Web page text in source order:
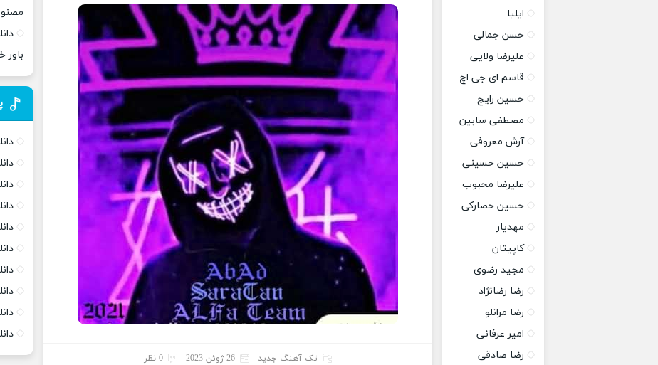
تک آهنگ جدید 26 ژوئن 2023 0 نظر
ایلیا
حسن جمالی
علیرضا ولایی
قاسم ای جی اچ
حسین رایج
مصطفی سابین
آرش معروفی
حسین حسینی
علیرضا محبوب
حسین حصارکی
مهدیار
کاپیتان
مجید رضوی
رضا رضانژاد
رضا مرانلو
امیر عرفانی
رضا صادقی